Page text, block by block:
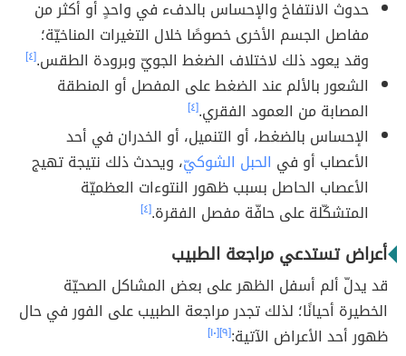
حدوث الانتفاخ والإحساس بالدفء في واحدٍ أو أكثر من
مفاصل الجسم الأخرى خصوصًا خلال التغيرات المناخيّة؛
وقد يعود ذلك لاختلاف الضغط الجويّ وبرودة الطقس.[٤]
الشعور بالألم عند الضغط على المفصل أو المنطقة
المصابة من العمود الفقري.[٤]
الإحساس بالضغط، أو التنميل، أو الخدران في أحد
الأعصاب أو في الحبل الشوكيّ، ويحدث ذلك نتيجة تهيج
الأعصاب الحاصل بسبب ظهور النتوءات العظميّة
المتشكّلة على حافّة مفصل الفقرة.[٤]
أعراض تستدعي مراجعة الطبيب
قد يدلّ ألم أسفل الظهر على بعض المشاكل الصحيّة
الخطيرة أحيانًا؛ لذلك تجدر مراجعة الطبيب على الفور في حال
ظهور أحد الأعراض الآتية:[٩] [١٠]